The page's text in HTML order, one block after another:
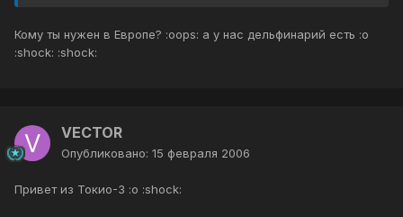
Кому ты нужен в Европе? :oops: а у нас дельфинарий есть :o
:shock: :shock:
VECTOR
Опубликовано: 15 февраля 2006
Привет из Токио-3 :o :shock: